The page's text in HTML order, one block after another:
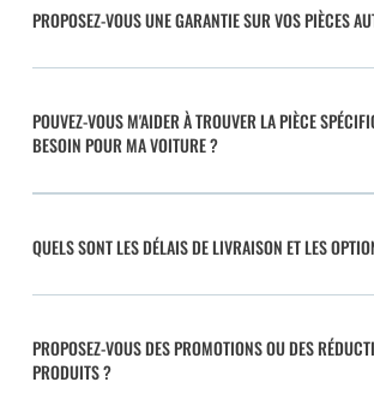
PROPOSEZ-VOUS UNE GARANTIE SUR VOS PIÈCES
POUVEZ-VOUS M'AIDER À TROUVER LA PIÈCE
BESOIN POUR MA VOITURE ?
QUELS SONT LES DÉLAIS DE LIVRAISON ET LES
PROPOSEZ-VOUS DES PROMOTIONS OU DES
PRODUITS ?